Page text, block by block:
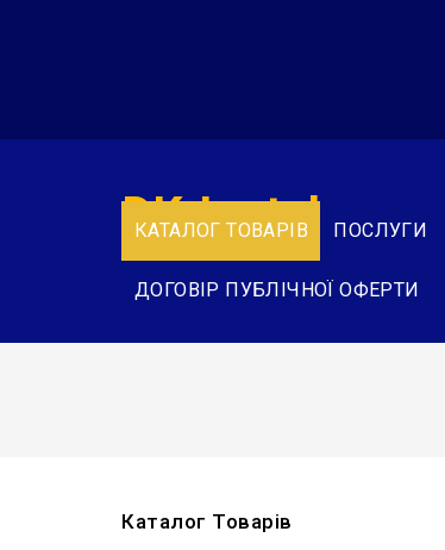
КАТАЛОГ ТОВАРІВ ПОСЛУГИ
ДОГОВІР ПУБЛІЧНОЇ ОФЕРТИ
DK-Instal
Каталог Товарів